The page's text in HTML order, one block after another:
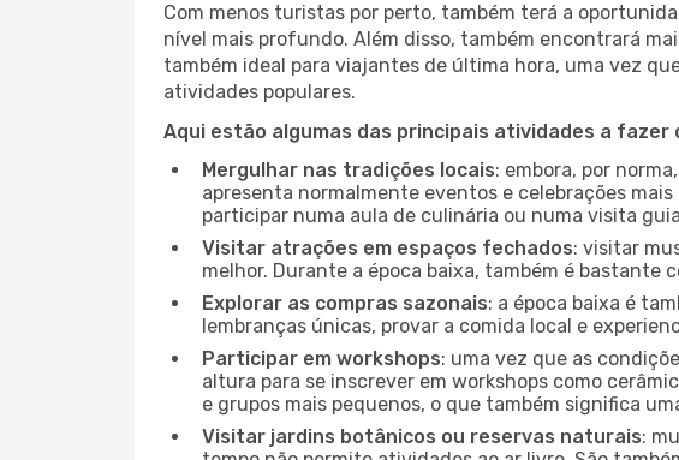
Com menos turistas por perto, também terá a
nível mais profundo. Além disso, também encontrará
também ideal para viajantes de última hora, uma vez
atividades populares.
Aqui estão algumas das principais atividades a fazer
Mergulhar nas tradições locais: embora, por
apresenta normalmente eventos e celebrações
participar numa aula de culinária ou numa visita
Visitar atrações em espaços fechados: visitar
melhor. Durante a época baixa, também é
Explorar as compras sazonais: a época baixa é
lembranças únicas, provar a comida local e
Participar em workshops: uma vez que as
altura para se inscrever em workshops como
e grupos mais pequenos, o que também significa
Visitar jardins botânicos ou reservas naturais: